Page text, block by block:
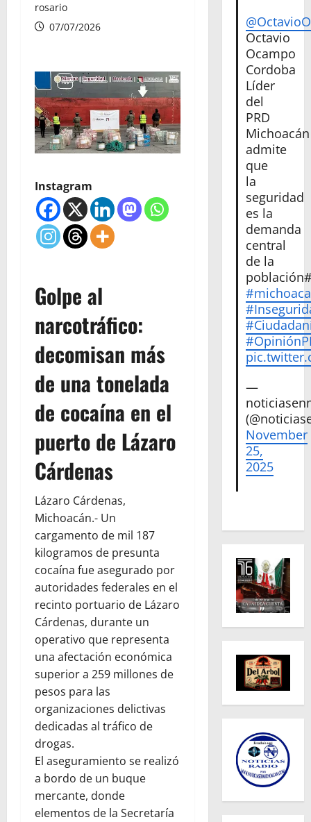
rosario
07/07/2026
Instagram
Golpe al
narcotráfico:
decomisan más
de una tonelada
de cocaína en el
puerto de Lázaro
Cárdenas
Lázaro Cárdenas,
Michoacán.- Un
cargamento de mil 187
kilogramos de presunta
cocaína fue asegurado por
autoridades federales en el
recinto portuario de Lázaro
Cárdenas, durante un
operativo que representa
una afectación económica
superior a 259 millones de
pesos para las
organizaciones delictivas
dedicadas al tráfico de
drogas.
El aseguramiento se realizó
a bordo de un buque
mercante, donde
elementos de la Secretaría
Octavio
Ocampo
Cordoba
Líder
del
PRD
Michoacán
admite
que
la
seguridad
es la
demanda
central
de la
—
November
25,
2025